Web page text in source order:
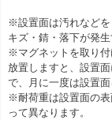
※設置面は汚れなどを
キズ・錆・落下が発生
※マグネットを取り付
放置しますと、設置
で、月に一度は設置面
※耐荷重は設置面の表
って異なります。